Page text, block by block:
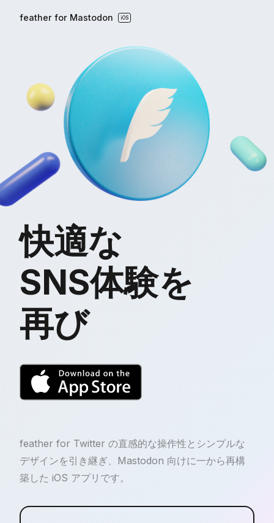
feather for Mastodon iOS
快適な
SNS体験を
再び
feather for Twitter の直感的な操作性とシンプルな
デザインを引き継ぎ、Mastodon 向けに一から再構
築した iOS アプリです。